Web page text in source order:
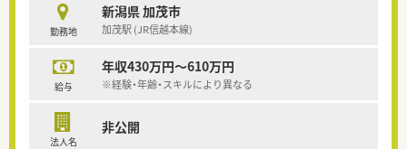
勤務地
新潟県 加茂市
加茂駅 (JR信越本線)
給与
年収430万円～610万円
※経験・年齢・スキルにより異なる
法人名
非公開